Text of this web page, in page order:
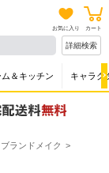
お気に入り カート
詳細検索
ム＆キッチン キャラク
ブランドメイク